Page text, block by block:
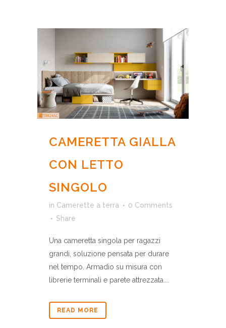
CAMERETTA GIALLA
CON LETTO
SINGOLO
in Camerette a terra
0 Comments
Share
Una cameretta singola per ragazzi
grandi, soluzione pensata per durare
nel tempo. Armadio su misura con
librerie terminali e parete attrezzata....
READ MORE